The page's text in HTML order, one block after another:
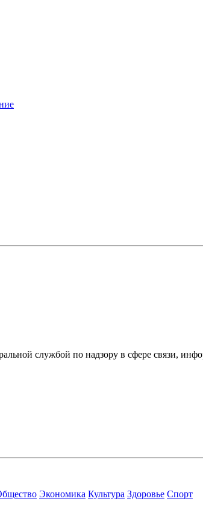
службой по надзору в сфере связи,
Экономика Культура Здоровье Спорт